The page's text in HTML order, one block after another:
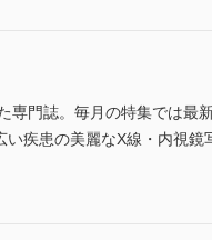
門誌。毎月の特集では最
疾患の美麗なX線・内視